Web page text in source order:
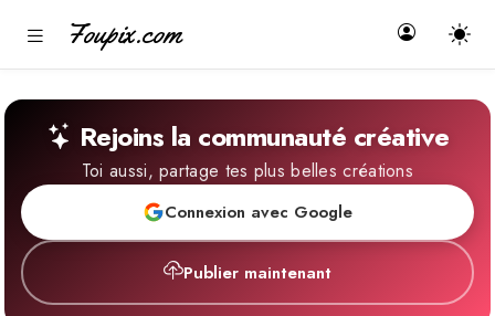
Foupix.com
Rejoins la communauté créative
Toi aussi, partage tes plus belles créations
Connexion avec Google
Publier maintenant